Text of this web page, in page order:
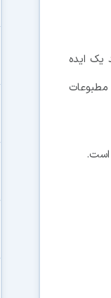
یک ایده
مطبوعات
است.